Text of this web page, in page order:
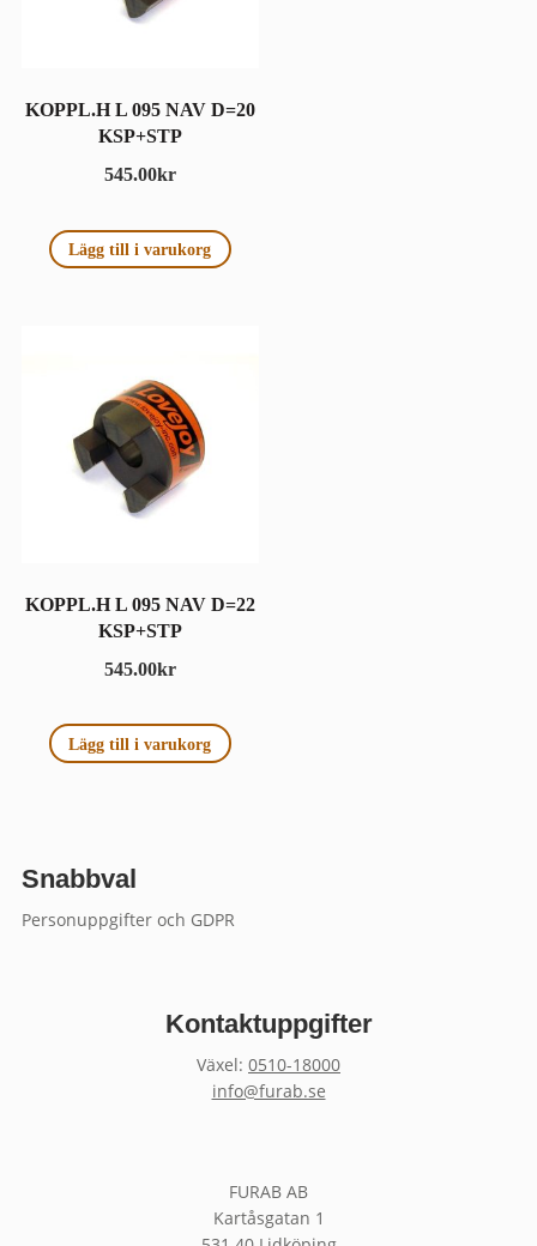
KOPPL.H L 095 NAV D=20
KSP+STP
545.00kr
Lägg till i varukorg
KOPPL.H L 095 NAV D=22
KSP+STP
545.00kr
Lägg till i varukorg
Snabbval
Personuppgifter och GDPR
Kontaktuppgifter
Växel: 0510-18000
info@furab.se
FURAB AB
Kartåsgatan 1